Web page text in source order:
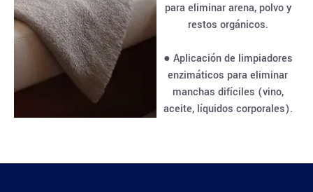
para eliminar arena, polvo y
restos orgánicos.
● Aplicación de limpiadores
enzimáticos para eliminar
manchas difíciles (vino,
aceite, líquidos corporales).